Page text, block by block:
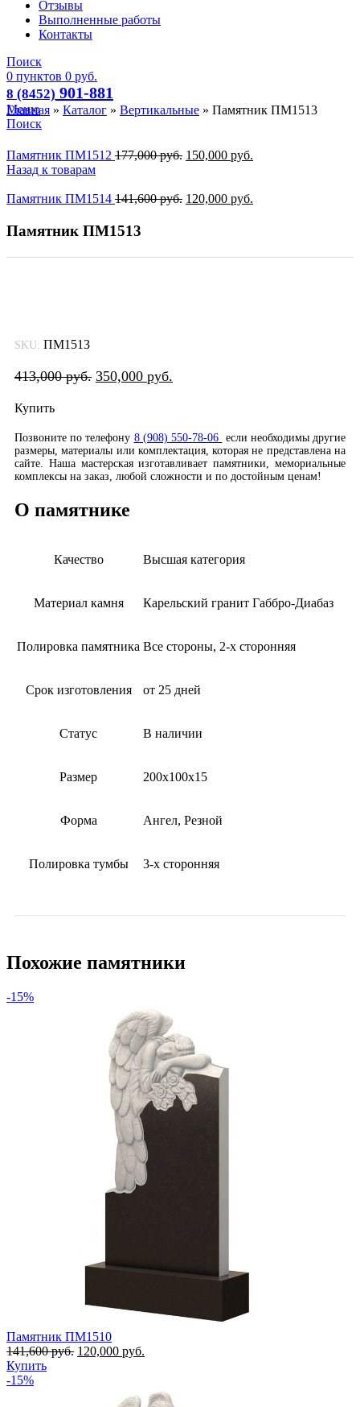
Отзывы
Выполненные работы
Контакты
Поиск
0 пунктов 0 руб.
8 (8452) 901-881
Меню
Поиск
Главная » Каталог » Вертикальные » Памятник ПМ1513
Памятник ПМ1512 177,000руб. 150,000 руб.
Назад к товарам
Памятник ПМ1514 141,600руб. 120,000 руб.
Памятник ПМ1513
SKU: ПМ1513
413,000руб. 350,000 руб.
Купить
Позвоните по телефону 8 (908) 550-78-06 если необходимы другие
размеры, материалы или комплектация, которая не представлена на
сайте. Наша мастерская изготавливает памятники, мемориальные
комплексы на заказ, любой сложности и по достойным ценам!
О памятнике
Качество Высшая категория
Материал камня Карельский гранит Габбро-Диабаз
Полировка памятника Все стороны, 2-х сторонняя
Срок изготовления от 25 дней
Статус В наличии
Размер 200х100х15
Форма Ангел, Резной
Полировка тумбы 3-х сторонняя
Похожие памятники
-15%
Памятник ПМ1510
141,600руб. 120,000 руб.
Купить
-15%